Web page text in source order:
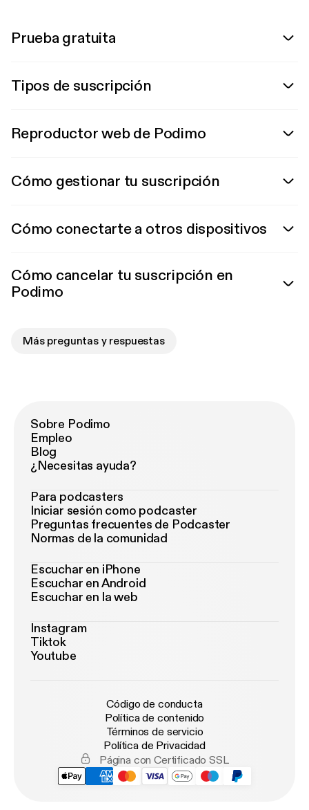
Prueba gratuita
Tipos de suscripción
Reproductor web de Podimo
Cómo gestionar tu suscripción
Cómo conectarte a otros dispositivos
Cómo cancelar tu suscripción en
Podimo
Más preguntas y respuestas
Sobre Podimo
Empleo
Blog
¿Necesitas ayuda?
Para podcasters
Iniciar sesión como podcaster
Preguntas frecuentes de Podcaster
Normas de la comunidad
Escuchar en iPhone
Escuchar en Android
Escuchar en la web
Instagram
Tiktok
Youtube
Código de conducta
Política de contenido
Términos de servicio
Política de Privacidad
Página con Certificado SSL